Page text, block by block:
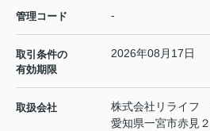
管理コード -
取引条件の
有効期限
2026年08月17日
取扱会社
株式会社リライフ
愛知県一宮市赤見